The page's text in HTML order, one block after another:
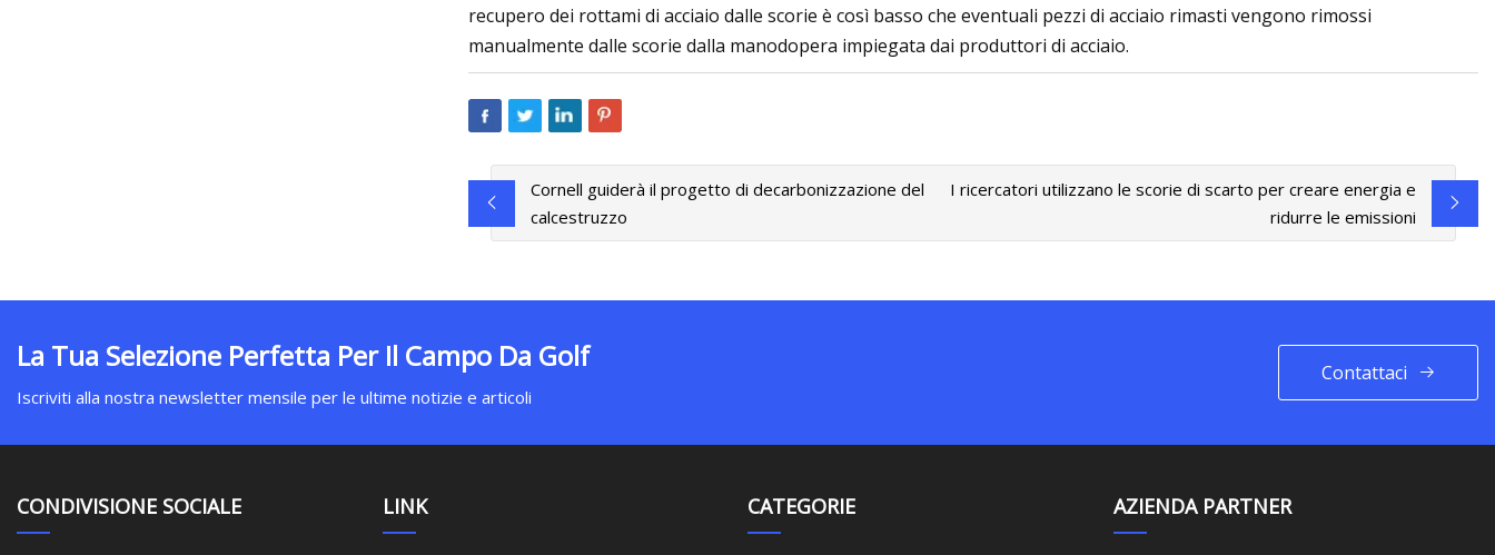
recupero dei rottami di acciaio dalle scorie è così basso che eventuali pezzi di acciaio rimasti vengono rimossi
manualmente dalle scorie dalla manodopera impiegata dai produttori di acciaio.
Cornell guiderà il progetto di decarbonizzazione del
calcestruzzo
I ricercatori utilizzano le scorie di scarto per creare energia e
ridurre le emissioni
La Tua Selezione Perfetta Per Il Campo Da Golf
Iscriviti alla nostra newsletter mensile per le ultime notizie e articoli
Contattaci
CONDIVISIONE SOCIALE LINK CATEGORIE AZIENDA PARTNER